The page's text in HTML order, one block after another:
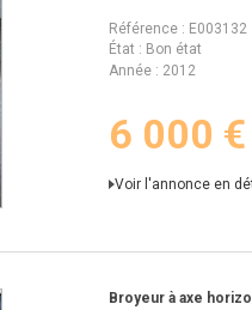
Référence
E003132
État
Bon état
Année
2012
6 000 €
Voir l'annonce en
Broyeur à axe